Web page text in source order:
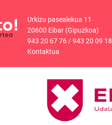
Urkizu pasealekua 11
20600 Eibar (Gipuzkoa)
943 20 67 76/943 20 09 18
Kontaktua